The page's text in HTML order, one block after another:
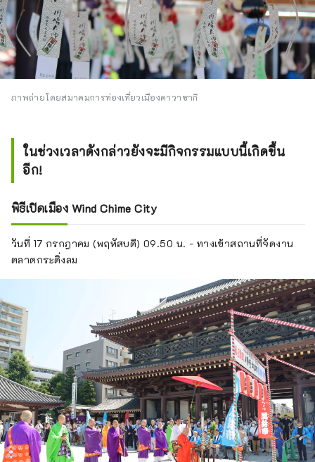
ภาพถ่ายโดยสมาคมการท่องเที่ยวเมืองคาวาซากิ
ในช่วงเวลาดังกล่าวยังจะมีกิจกรรมแบบนี้เกิดขึ้น
อีก!
พิธีเปิดเมือง Wind Chime City
วันที่ 17 กรกฎาคม (พฤหัสบดี) 09.50 น. - ทางเข้าสถานที่จัดงาน
ตลาดกระดิ่งลม